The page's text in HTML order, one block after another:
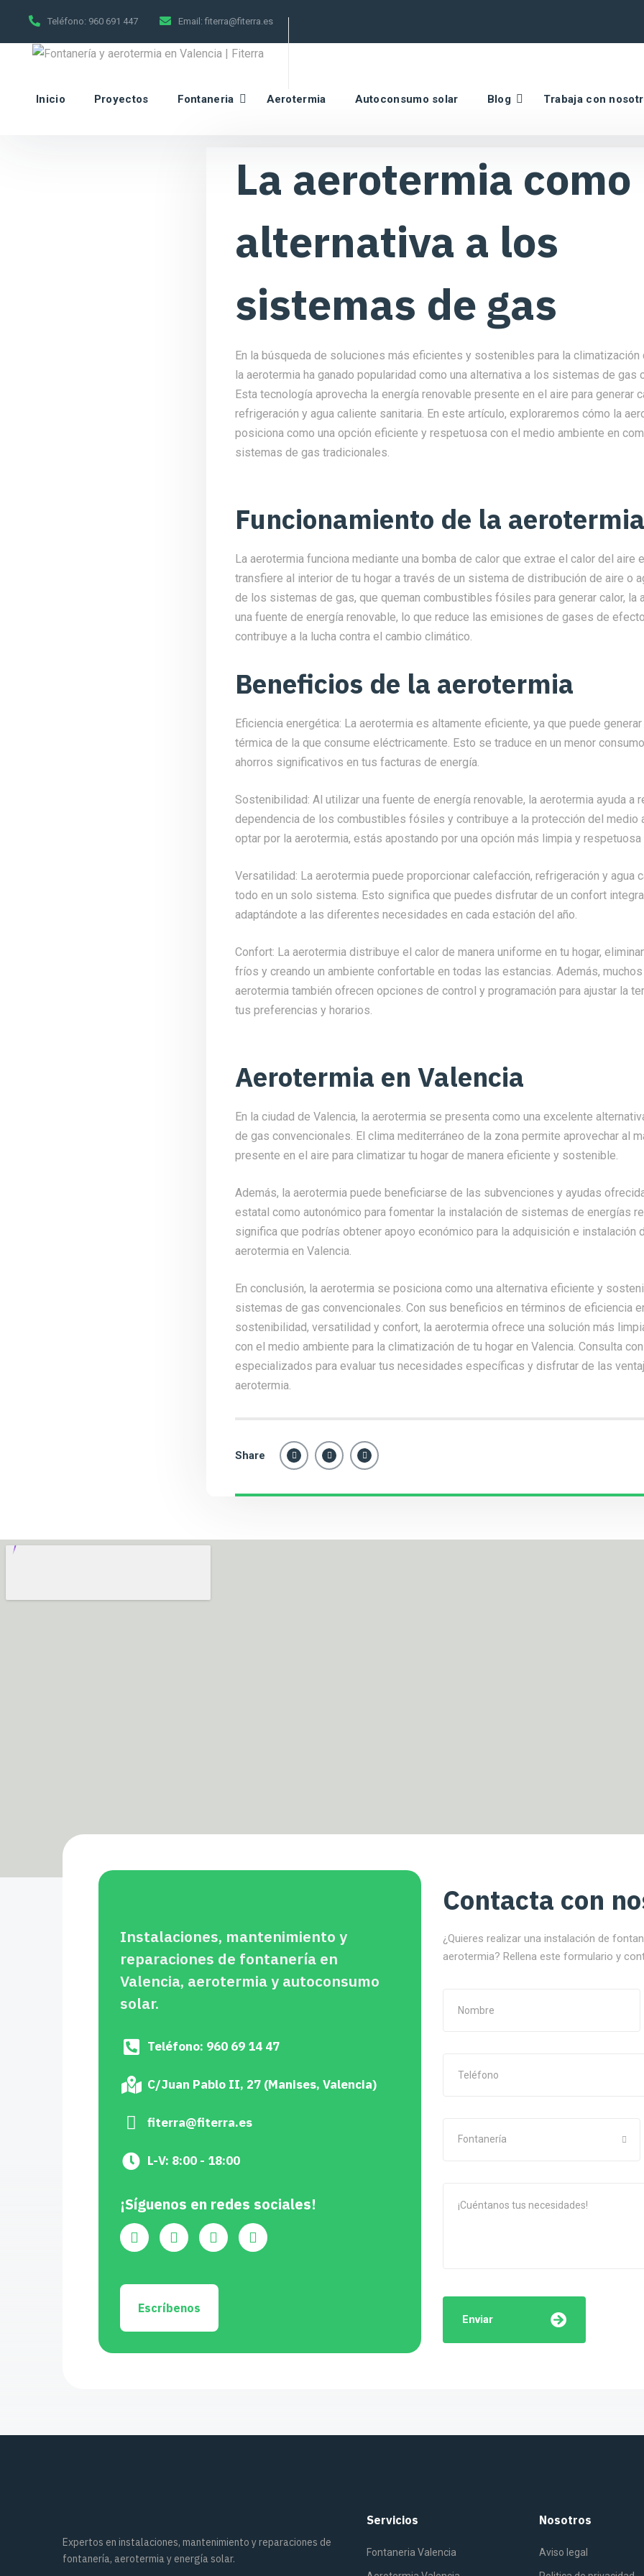
Teléfono: 960 691 447 Email: fiterra@fiterra.es
Inicio Proyectos Fontaneria Aerotermia Autoconsumo solar Blog Trabaja con
La aerotermia como
alternativa a los
sistemas de gas
En la búsqueda de soluciones más eficientes y sostenibles para la climatización
la aerotermia ha ganado popularidad como una alternativa a los sistemas de gas
Esta tecnología aprovecha la energía renovable presente en el aire para generar
refrigeración y agua caliente sanitaria. En este artículo, exploraremos cómo la
posiciona como una opción eficiente y respetuosa con el medio ambiente en
sistemas de gas tradicionales.
Funcionamiento de la aerotermia
La aerotermia funciona mediante una bomba de calor que extrae el calor del aire
transfiere al interior de tu hogar a través de un sistema de distribución de aire o
de los sistemas de gas, que queman combustibles fósiles para generar calor, la
una fuente de energía renovable, lo que reduce las emisiones de gases de
contribuye a la lucha contra el cambio climático.
Beneficios de la aerotermia
Eficiencia energética: La aerotermia es altamente eficiente, ya que puede
térmica de la que consume eléctricamente. Esto se traduce en un menor
ahorros significativos en tus facturas de energía.
Sostenibilidad: Al utilizar una fuente de energía renovable, la aerotermia ayuda a
dependencia de los combustibles fósiles y contribuye a la protección del medio
optar por la aerotermia, estás apostando por una opción más limpia y respetuosa
Versatilidad: La aerotermia puede proporcionar calefacción, refrigeración y agua
todo en un solo sistema. Esto significa que puedes disfrutar de un confort
adaptándote a las diferentes necesidades en cada estación del año.
Confort: La aerotermia distribuye el calor de manera uniforme en tu hogar,
fríos y creando un ambiente confortable en todas las estancias. Además,
aerotermia también ofrecen opciones de control y programación para ajustar la
tus preferencias y horarios.
Aerotermia en Valencia
En la ciudad de Valencia, la aerotermia se presenta como una excelente
de gas convencionales. El clima mediterráneo de la zona permite aprovechar al
presente en el aire para climatizar tu hogar de manera eficiente y sostenible.
Además, la aerotermia puede beneficiarse de las subvenciones y ayudas
estatal como autonómico para fomentar la instalación de sistemas de energías
significa que podrías obtener apoyo económico para la adquisición e instalación
aerotermia en Valencia.
En conclusión, la aerotermia se posiciona como una alternativa eficiente y
sistemas de gas convencionales. Con sus beneficios en términos de eficiencia
sostenibilidad, versatilidad y confort, la aerotermia ofrece una solución más
con el medio ambiente para la climatización de tu hogar en Valencia. Consulta
especializados para evaluar tus necesidades específicas y disfrutar de las
aerotermia.
Share
Instalaciones, mantenimiento y
reparaciones de fontanería en
Valencia, aerotermia y autoconsumo
solar.
Teléfono: 960 69 14 47
C/Juan Pablo II, 27 (Manises, Valencia)
fiterra@fiterra.es
L-V: 8:00 - 18:00
¡Síguenos en redes sociales!
Escríbenos
Contacta con
¿Quieres realizar una instalación de
aerotermia? Rellena este formulario y
Fontanería
Enviar
Expertos en instalaciones, mantenimiento y reparaciones de
fontanería, aerotermia y energía solar.
Servicios
Fontaneria Valencia
Nosotros
Aviso legal